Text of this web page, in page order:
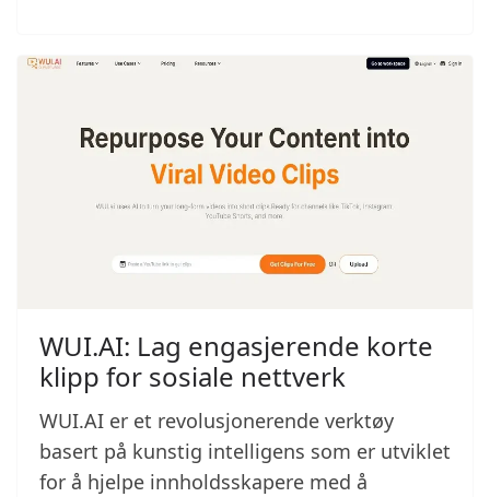
WUI.AI: Lag engasjerende korte
klipp for sosiale nettverk
WUI.AI er et revolusjonerende verktøy
basert på kunstig intelligens som er utviklet
for å hjelpe innholdsskapere med å